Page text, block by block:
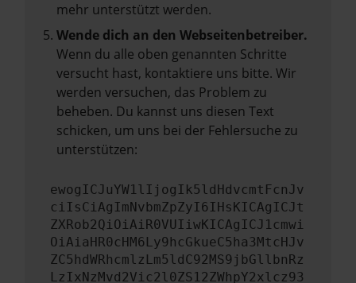
mehr unterstützt werden.
Wende dich an den Webseitenbetreiber.
Wenn du alle oben genannten Schritte
versucht hast, kontaktiere uns bitte. Wir
werden versuchen, das Problem zu
beheben. Du kannst uns diesen Text
schicken, um uns bei der Fehlersuche zu
unterstützen:
ewogICJuYW1lIjogIk5ldHdvcmtFcnJv
ciIsCiAgImNvbmZpZyI6IHsKICAgICJt
ZXRob2QiOiAiR0VUIiwKICAgICJ1cmwi
OiAiaHR0cHM6Ly9hcGkueC5ha3MtcHJv
ZC5hdWRhcmlzLm5ldC92MS9jbGllbnRz
LzIxNzMvd2Vic2l0ZS12ZWhpY2xlcz93